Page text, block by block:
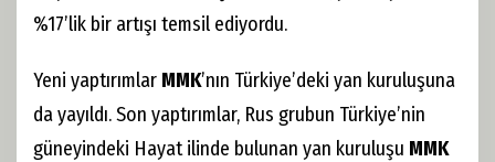
%17’lik bir artışı temsil ediyordu.
Yeni yaptırımlar MMK’nın Türkiye’deki yan kuruluşuna
da yayıldı. Son yaptırımlar, Rus grubun Türkiye’nin
güneyindeki Hayat ilinde bulunan yan kuruluşu MMK